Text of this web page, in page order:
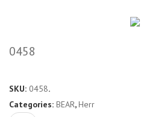
0458
SKU: 0458.
Categories: BEAR,Herr